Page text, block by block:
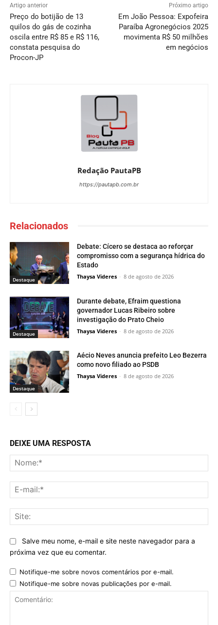
Artigo anterior
Preço do botijão de 13
quilos do gás de cozinha
oscila entre R$ 85 e R$ 116,
constata pesquisa do
Procon-JP
Próximo artigo
Em João Pessoa: Expofeira
Paraíba Agronegócios 2025
movimenta R$ 50 milhões
em negócios
Redação PautaPB
https://pautapb.com.br
Relacionados
Destaque
Debate: Cícero se destaca ao reforçar
compromisso com a segurança hídrica do
Estado
Thaysa Videres - 8 de agosto de 2026
Destaque
Durante debate, Efraim questiona
governador Lucas Ribeiro sobre
investigação do Prato Cheio
Thaysa Videres - 8 de agosto de 2026
Destaque
Aécio Neves anuncia prefeito Leo Bezerra
como novo filiado ao PSDB
Thaysa Videres - 8 de agosto de 2026
DEIXE UMA RESPOSTA
Salve meu nome, e-mail e site neste navegador para a
próxima vez que eu comentar.
Notifique-me sobre novos comentários por e-mail.
Notifique-me sobre novas publicações por e-mail.